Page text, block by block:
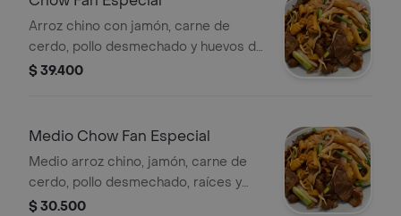
Arroz chino con jamón, carne de
cerdo, pollo desmechado y huevos de
codorniz.
$ 39.400
Medio Chow Fan Especial
Medio arroz chino, jamón, carne de
cerdo, pollo desmechado, raíces y
huevos de codorniz.
$ 30.500